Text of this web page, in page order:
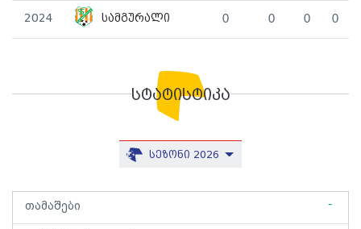
2024 სამგურალი 0 0 0 0
სტატისტიკა
სეზონი 2026
თამაშები -